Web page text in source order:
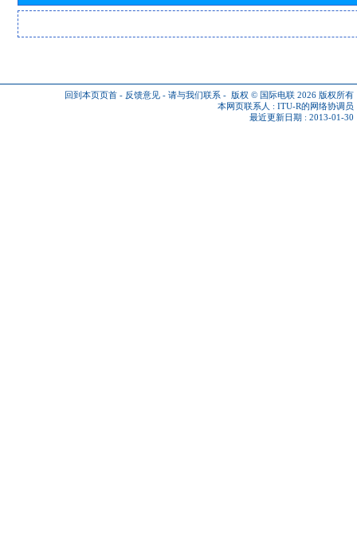
回到本页页首 - 反馈意见 - 请与我们联系 - 版权 © 国际电联 2026 版权所有
本网页联系人 : ITU-R的网络协调员
最近更新日期 : 2013-01-30